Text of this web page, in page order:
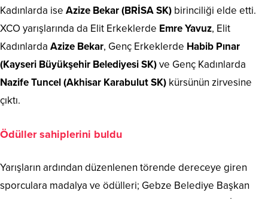
Kadınlarda ise Azize Bekar (BRİSA SK) birinciliği elde etti.
XCO yarışlarında da Elit Erkeklerde Emre Yavuz, Elit
Kadınlarda Azize Bekar, Genç Erkeklerde Habib Pınar
(Kayseri Büyükşehir Belediyesi SK)ve Genç Kadınlarda
Nazife Tuncel (Akhisar Karabulut SK) kürsünün zirvesine
çıktı.
Ödüller sahiplerini buldu
Yarışların ardından düzenlenen törende dereceye giren
sporculara madalya ve ödülleri; Gebze Belediye Başkan